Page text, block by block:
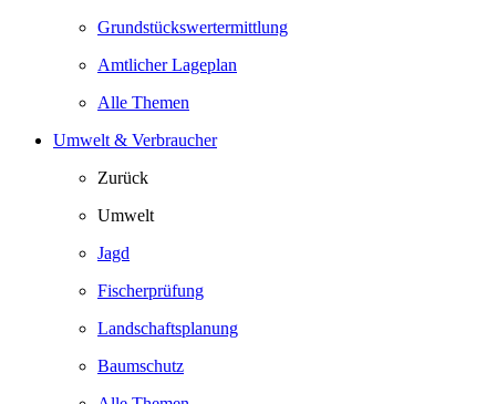
Grundstückswertermittlung
Amtlicher Lageplan
Alle Themen
Umwelt & Verbraucher
Zurück
Umwelt
Jagd
Fischerprüfung
Landschaftsplanung
Baumschutz